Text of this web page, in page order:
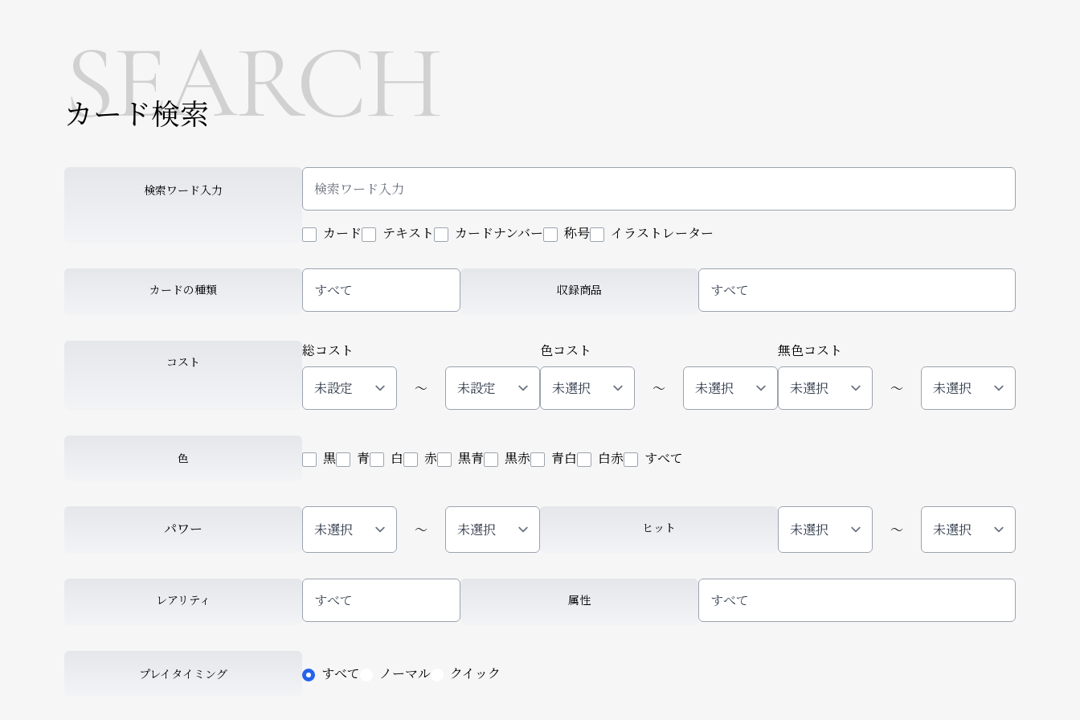
SEARCH
カード検索
検索ワード入力
カード テキスト カードナンバー 称号 イラストレーター
カードの種類 すべて 収録商品 すべて
コスト
総コスト
〜
色コスト
〜
無色コスト
〜
色 黒 青 白 赤 黒青 黒赤 青白 白赤 すべて
パワー 〜 ヒット 〜
レアリティ すべて 属性 すべて
プレイタイミング すべて ノーマル クイック